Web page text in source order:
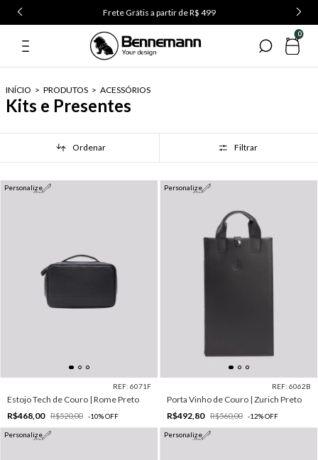
Frete Grátis a partir de R$ 499
0
INÍCIO > PRODUTOS > ACESSÓRIOS
Kits e Presentes
Ordenar Filtrar
Personalize
REF: 6071F
Estojo Tech de Couro | Rome Preto
R$468,00
R$520,00 -10%OFF
Personalize
REF: 6062B
Porta Vinho de Couro | Zurich Preto
R$492,80
R$560,00 -12%OFF
Personalize Personalize